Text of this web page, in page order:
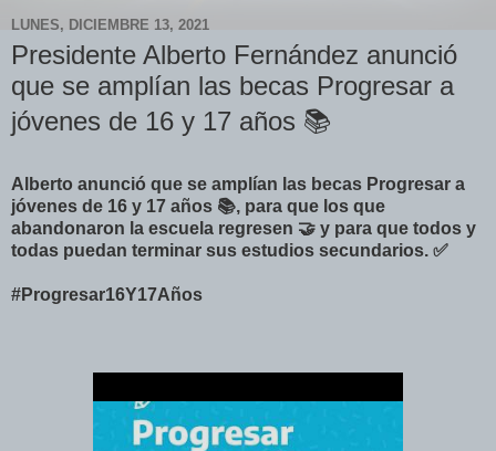
LUNES, DICIEMBRE 13, 2021
Presidente Alberto Fernández anunció
que se amplían las becas Progresar a
jóvenes de 16 y 17 años 📚
Alberto anunció que se amplían las becas Progresar a
jóvenes de 16 y 17 años 📚, para que los que
abandonaron la escuela regresen 🤝 y para que todos y
todas puedan terminar sus estudios secundarios. ✅
#Progresar16Y17Años